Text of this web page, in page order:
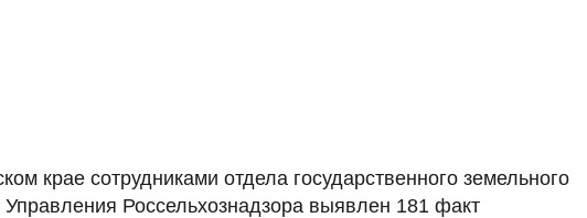
крае сотрудниками отдела государственного земельного
Россельхознадзора выявлен 181 факт